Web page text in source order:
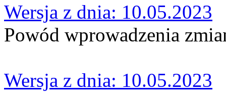
Wersja z dnia: 10.05.2023
Powód wprowadzenia
Wersja z dnia: 10.05.2023